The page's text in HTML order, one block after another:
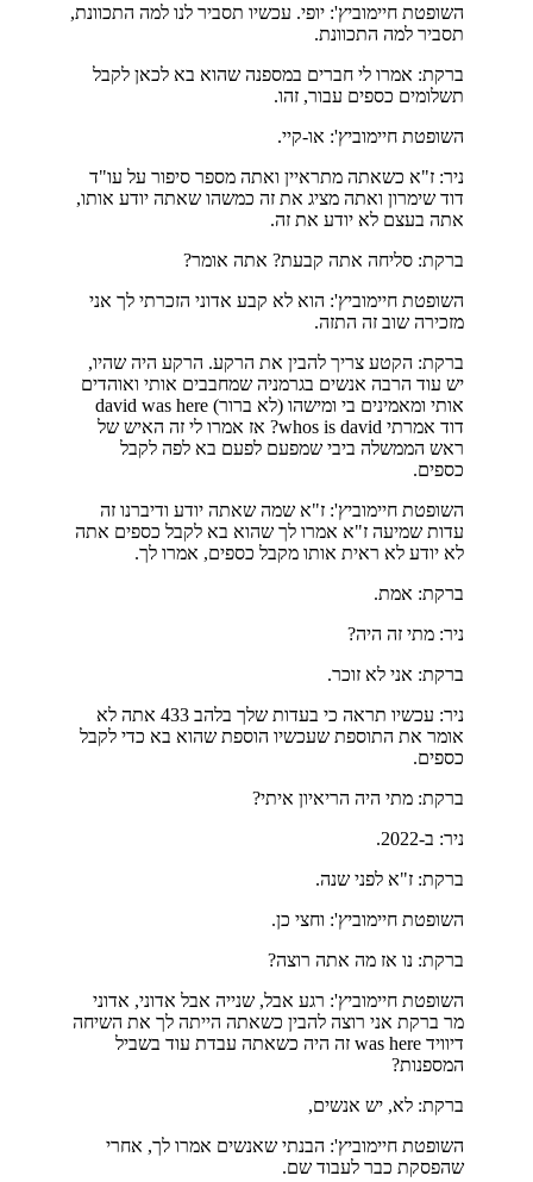
השופטת חיימוביץ': יופי. עכשיו תסביר לנו למה התכוונת,
תסביר למה התכוונת.
ברקת: אמרו לי חברים במספנה שהוא בא לכאן לקבל
תשלומים כספים עבור, זהו.
השופטת חיימוביץ': או-קיי.
ניר: ז"א כשאתה מתראיין ואתה מספר סיפור על עו"ד
דוד שימרון ואתה מציג את זה כמשהו שאתה יודע אותו,
אתה בעצם לא יודע את זה.
ברקת: סליחה אתה קבעת? אתה אומר?
השופטת חיימוביץ': הוא לא קבע אדוני הזכרתי לך אני
מזכירה שוב זה התזה.
ברקת: הקטע צריך להבין את הרקע. הרקע היה שהיו,
יש עוד הרבה אנשים בגרמניה שמחבבים אותי ואוהדים
אותי ומאמינים בי ומישהו (לא ברור) david was here
דוד אמרתי whos is david? אז אמרו לי זה האיש של
ראש הממשלה ביבי שמפעם לפעם בא לפה לקבל
כספים.
השופטת חיימוביץ': ז"א שמה שאתה יודע ודיברנו זה
עדות שמיעה ז"א אמרו לך שהוא בא לקבל כספים אתה
לא יודע לא ראית אותו מקבל כספים, אמרו לך.
ברקת: אמת.
ניר: מתי זה היה?
ברקת: אני לא זוכר.
ניר: עכשיו תראה כי בעדות שלך בלהב 433 אתה לא
אומר את התוספת שעכשיו הוספת שהוא בא כדי לקבל
כספים.
ברקת: מתי היה הריאיון איתי?
ניר: ב-2022.
ברקת: ז"א לפני שנה.
השופטת חיימוביץ': וחצי כן.
ברקת: נו אז מה אתה רוצה?
השופטת חיימוביץ': רגע אבל, שנייה אבל אדוני, אדוני
מר ברקת אני רוצה להבין כשאתה הייתה לך את השיחה
דיוויד was here זה היה כשאתה עבדת עוד בשביל
המספנות?
ברקת: לא, יש אנשים,
השופטת חיימוביץ': הבנתי שאנשים אמרו לך, אחרי
שהפסקת כבר לעבוד שם.